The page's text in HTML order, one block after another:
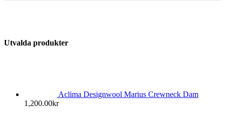
Utvalda produkter
Aclima Designwool Marius Crewneck Dam
1,200.00kr